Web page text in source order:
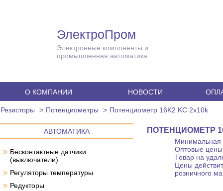
ЭлектроПром
Электронные компоненты и
промышленная автоматика
О КОМПАНИИ НОВОСТИ
Резисторы Потенциометры Потенциометр 16K2 KC 2x10k
АВТОМАТИКА
» Бесконтактные датчики
(выключатели)
» Регуляторы температуры
» Редукторы
ПОТЕНЦИОМЕТР
Минимальная
Оптовые цены
Товар на
Цены
розничного